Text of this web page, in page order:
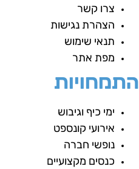
צרו קשר
הצהרת נגישות
תנאי שימוש
מפת אתר
ימי כיף וגיבוש
אירועי קונספט
נופשי חברה
כנסים מקצועיים